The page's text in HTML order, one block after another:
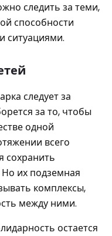
следить за теми,
способности
ситуациями.
следует за
за то, чтобы
одной
всего
сохранить
их подземная
комплексы,
между ними.
остается